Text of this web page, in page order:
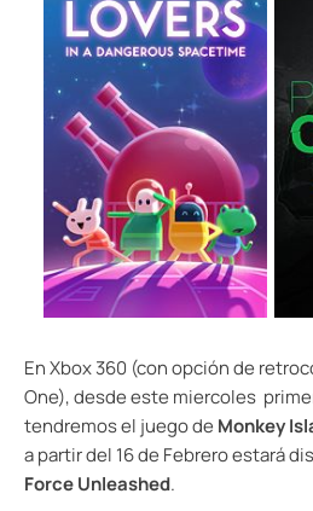
En Xbox 360 (con opción de
One), desde este miercoles
tendremos el juego de Monkey
a partir del 16 de Febrero estará
Force Unleashed.